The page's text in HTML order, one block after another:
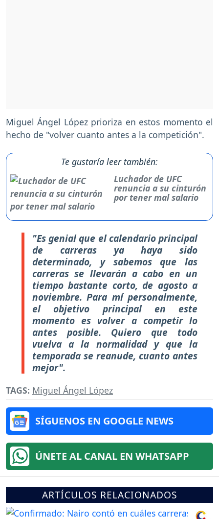
Miguel Ángel López prioriza en estos momento el
hecho de "volver cuanto antes a la competición".
Te gustaría leer también:
Luchador de UFC
renuncia a su cinturón
por tener mal salario
"Es genial que el calendario principal
de carreras ya haya sido
determinado, y sabemos que las
carreras se llevarán a cabo en un
tiempo bastante corto, de agosto a
noviembre. Para mí personalmente,
el objetivo principal en este
momento es volver a competir lo
antes posible. Quiero que todo
vuelva a la normalidad y que la
temporada se reanude, cuanto antes
mejor".
TAGS: Miguel Ángel López
SÍGUENOS EN GOOGLE NEWS
ÚNETE AL CANAL EN WHATSAPP
ARTÍCULOS RELACIONADOS